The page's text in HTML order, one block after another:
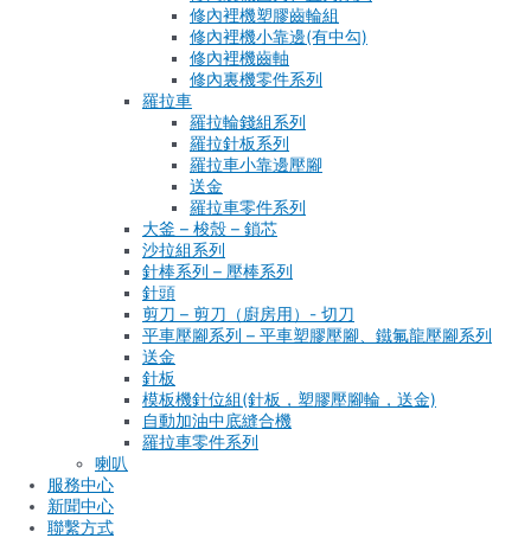
修內裡機塑膠齒輪組
修內裡機小靠邊(有中勾)
修內裡機齒軸
修內裏機零件系列
羅拉車
羅拉輪錢組系列
羅拉針板系列
羅拉車小靠邊壓腳
送金
羅拉車零件系列
大釜 – 梭殼 – 鎖芯
沙拉組系列
針棒系列 – 壓棒系列
針頭
剪刀 – 剪刀（廚房用）- 切刀
平車壓腳系列 – 平車塑膠壓腳、鐵氟龍壓腳系列
送金
針板
模板機針位組(針板，塑膠壓腳輪，送金)
自動加油中底縫合機
羅拉車零件系列
喇叭
服務中心
新聞中心
聯繫方式